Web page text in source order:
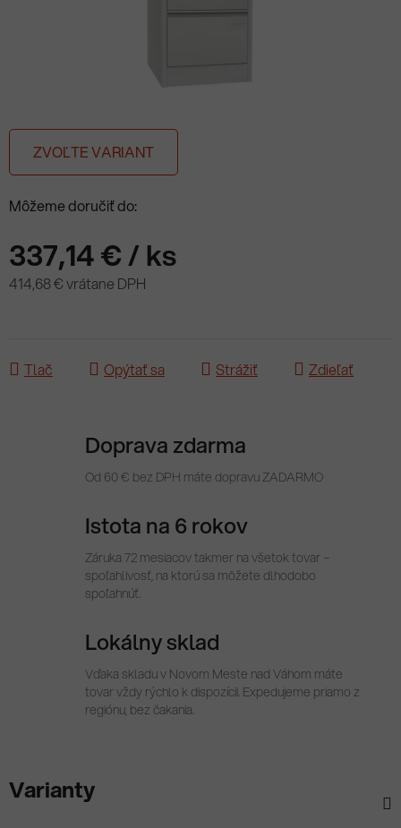
ZVOĽTE VARIANT
Môžeme doručiť do:
337,14 €/ ks
414,68 € vrátane DPH
Tlač Opýtať sa Strážiť Zdieľať
Doprava zdarma
Od 60 € bez DPH máte dopravu ZADARMO
Istota na 6 rokov
Záruka 72 mesiacov takmer na všetok tovar –
spoľahlivosť, na ktorú sa môžete dlhodobo
spoľahnúť.
Lokálny sklad
Vďaka skladu v Novom Meste nad Váhom máte
tovar vždy rýchlo k dispozícii. Expedujeme priamo z
regiónu, bez čakania.
Varianty